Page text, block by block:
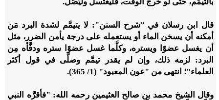
قال ابن رسلان في "شرح السنن": لا يتيمَّم لشدة البرد مَن
أمكنه أن يسخن الماء أو يستعمله على درجة يأمن الضرر، مثل
أن يغسل عضوًا ويستره، وكلَّما غسل عضوًا ستره ودفَّأه مِن
البرد: لزمه ذلك، وإن لم يقدر تيمَّم وصلَّى في قول أكثر
العلماء"؛ انتهى من "عون المعبود" (1/ 365).
وقال الشيخ محمد بن صالح العثيمين رحمه الله: "فأقرَّه النبي